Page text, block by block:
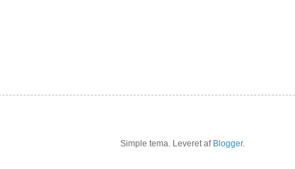
Simple tema. Leveret af Blogger.